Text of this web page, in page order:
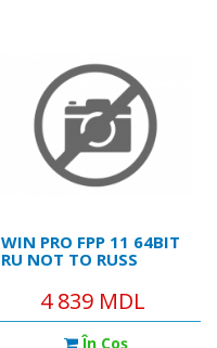
Access
WIN PRO FPP 11 64BIT
RU NOT TO RUSS
4 839 MDL
În Coş